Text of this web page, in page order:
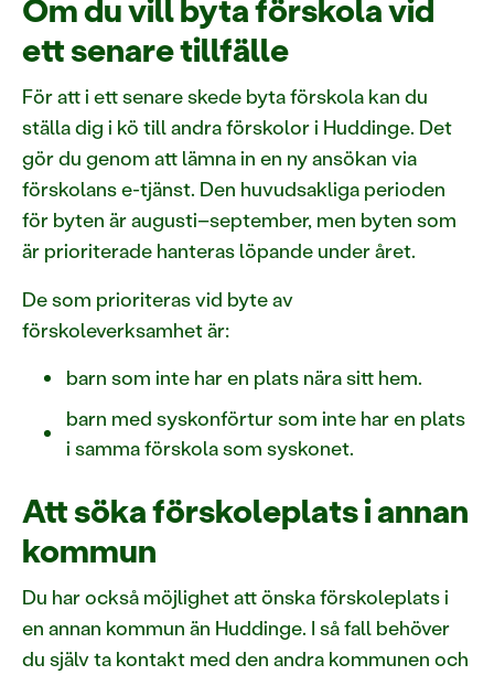
Om du vill byta förskola vid
ett senare tillfälle
För att i ett senare skede byta förskola kan du
ställa dig i kö till andra förskolor i Huddinge. Det
gör du genom att lämna in en ny ansökan via
förskolans e-tjänst. Den huvudsakliga perioden
för byten är augusti–september, men byten som
är prioriterade hanteras löpande under året.
De som prioriteras vid byte av
förskoleverksamhet är:
barn som inte har en plats nära sitt hem.
barn med syskonförtur som inte har en plats
i samma förskola som syskonet.
Att söka förskoleplats i annan
kommun
Du har också möjlighet att önska förskoleplats i
en annan kommun än Huddinge. I så fall behöver
du själv ta kontakt med den andra kommunen och